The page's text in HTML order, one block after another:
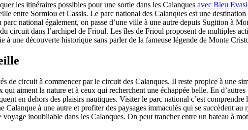
les itinéraires possibles pour une sortie dans les Calanques avec Bleu
entre Sormiou et Cassis. Le parc national des Calanques est une
national également, on passe d’une ville à une autre depuis Sugition à
circuit dans l’archipel de Frioul. Les îles de Frioul proposent de multiples
une découverte historique sans parler de la fameuse légende de Monte
de circuit à commencer par le circuit des Calanques. Il reste propice à une
aiment la nature et à ceux qui recherchent une échappée belle. En
en dehors des plaisirs nautiques. Visiter le parc national c’est
à une autre et profiter des paysages immaculés qui se succèdent
inoubliable dans les Calanques. On peut trancher entre un bateau à